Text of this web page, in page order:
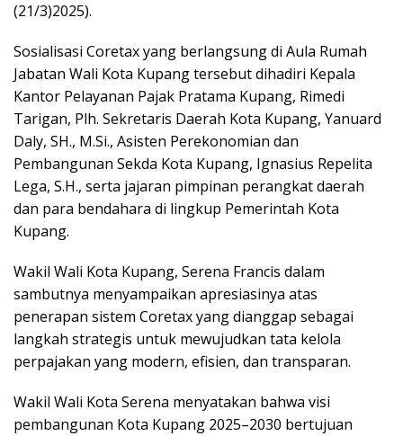
(21/3)2025).
Sosialisasi Coretax yang berlangsung di Aula Rumah
Jabatan Wali Kota Kupang tersebut dihadiri Kepala
Kantor Pelayanan Pajak Pratama Kupang, Rimedi
Tarigan, Plh. Sekretaris Daerah Kota Kupang, Yanuard
Daly, SH., M.Si., Asisten Perekonomian dan
Pembangunan Sekda Kota Kupang, Ignasius Repelita
Lega, S.H., serta jajaran pimpinan perangkat daerah
dan para bendahara di lingkup Pemerintah Kota
Kupang.
Wakil Wali Kota Kupang, Serena Francis dalam
sambutnya menyampaikan apresiasinya atas
penerapan sistem Coretax yang dianggap sebagai
langkah strategis untuk mewujudkan tata kelola
perpajakan yang modern, efisien, dan transparan.
Wakil Wali Kota Serena menyatakan bahwa visi
pembangunan Kota Kupang 2025–2030 bertujuan